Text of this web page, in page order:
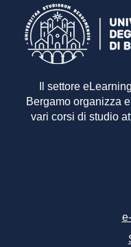
Il settore
Bergamo organizza
vari corsi di studio